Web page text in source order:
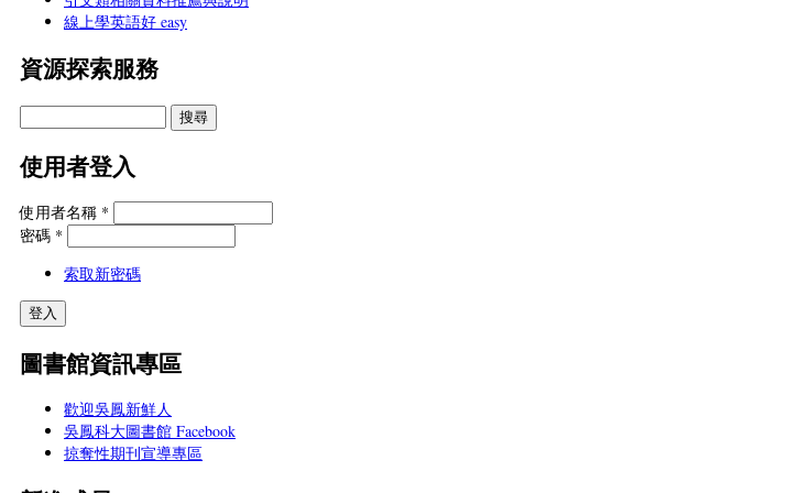
線上學英語好 easy
資源探索服務
使用者登入
使用者名稱 *
密碼 *
索取新密碼
圖書館資訊專區
歡迎吳鳳新鮮人
吳鳳科大圖書館 Facebook
掠奪性期刊宣導專區